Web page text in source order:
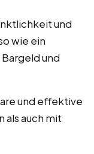
und
wie ein
und
und effektive
als auch mit